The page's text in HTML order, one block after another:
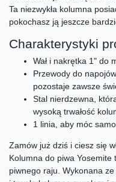
Ta niezwykła kolumna
pokochasz ją jeszcze
Charakterystyki
Wał i nakrętka 1" do
Przewody do
pozostaje zawsze
Stal nierdzewna,
wysoką trwałość
1 linia, aby móc
Zamów już dziś i ciesz się
Kolumna do piwa
piwnego raju. Wykonana